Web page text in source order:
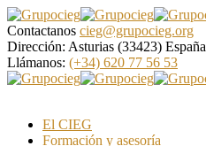
Contactanos cieg@grupocieg.org
Dirección: Asturias (33423) España
Llámanos: (+34) 620 77 56 53
El CIEG
Formación y asesoría